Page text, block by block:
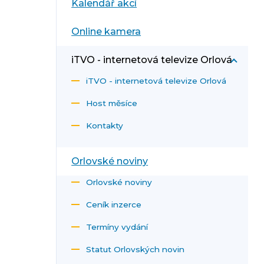
Kalendář akcí
Online kamera
iTVO - internetová televize Orlová
iTVO - internetová televize Orlová
Host měsíce
Kontakty
Orlovské noviny
Orlovské noviny
Ceník inzerce
Termíny vydání
Statut Orlovských novin